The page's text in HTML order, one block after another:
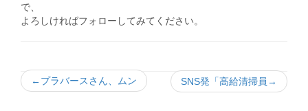
で、
よろしければフォローしてみてください。
←プラバースさん、ムン SNS発「高給清掃員→